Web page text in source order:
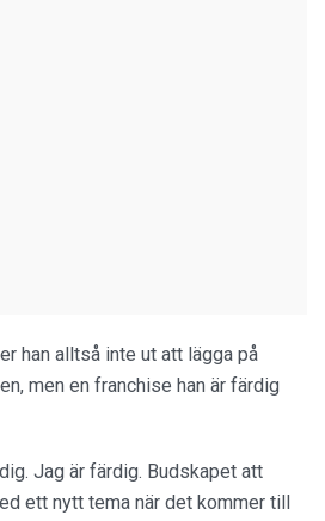
han alltså inte ut att lägga på
men en franchise han är färdig
Jag är färdig. Budskapet att
ett nytt tema när det kommer till